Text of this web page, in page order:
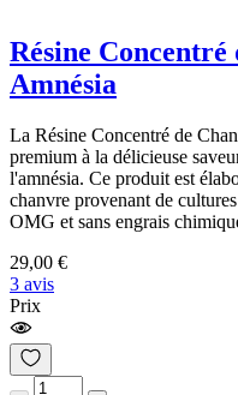
Résine
Amnésia
La Résine Concentré de
premium à la délicieuse
l'amnésia. Ce produit est
chanvre provenant de
OMG et sans engrais
29,00 €
3 avis
Prix